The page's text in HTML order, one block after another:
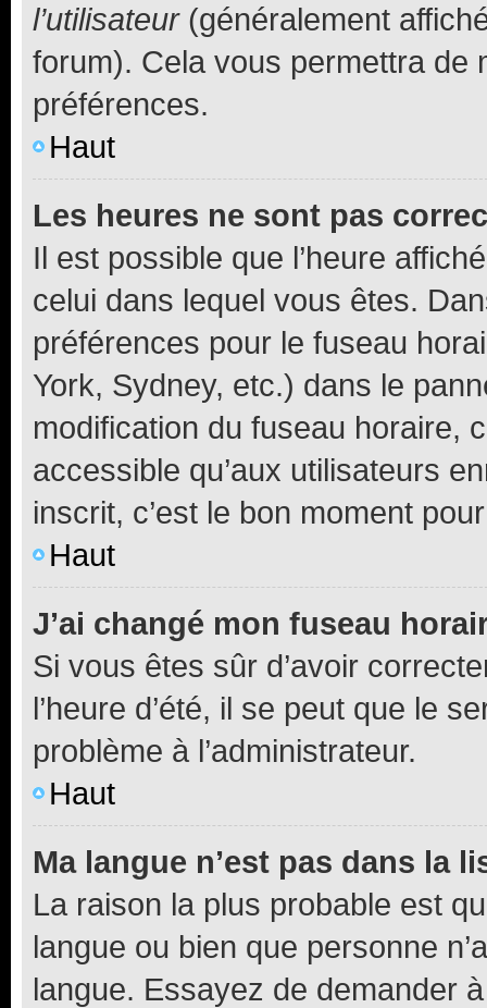
l’utilisateur(généralement
forum). Cela vous permettra de
préférences.
Haut
Les heures ne sont pas
Il est possible que l’heure
celui dans lequel vous êtes.
préférences pour le fuseau
York, Sydney, etc.) dans le
modification du fuseau horaire,
accessible qu’aux utilisateurs
inscrit, c’est le bon moment
Haut
J’ai changé mon fuseau
Si vous êtes sûr d’avoir
l’heure d’été, il se peut que le
problème à l’administrateur.
Haut
Ma langue n’est pas dans la
La raison la plus probable est
langue ou bien que personne
langue. Essayez de demander